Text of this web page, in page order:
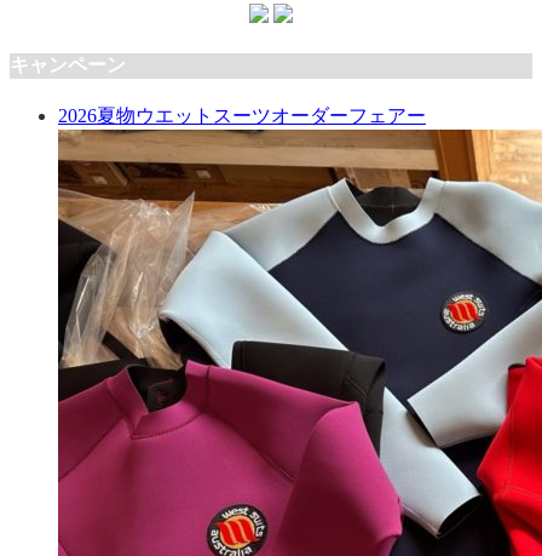
キャンペーン
2026夏物ウエットスーツオーダーフェアー